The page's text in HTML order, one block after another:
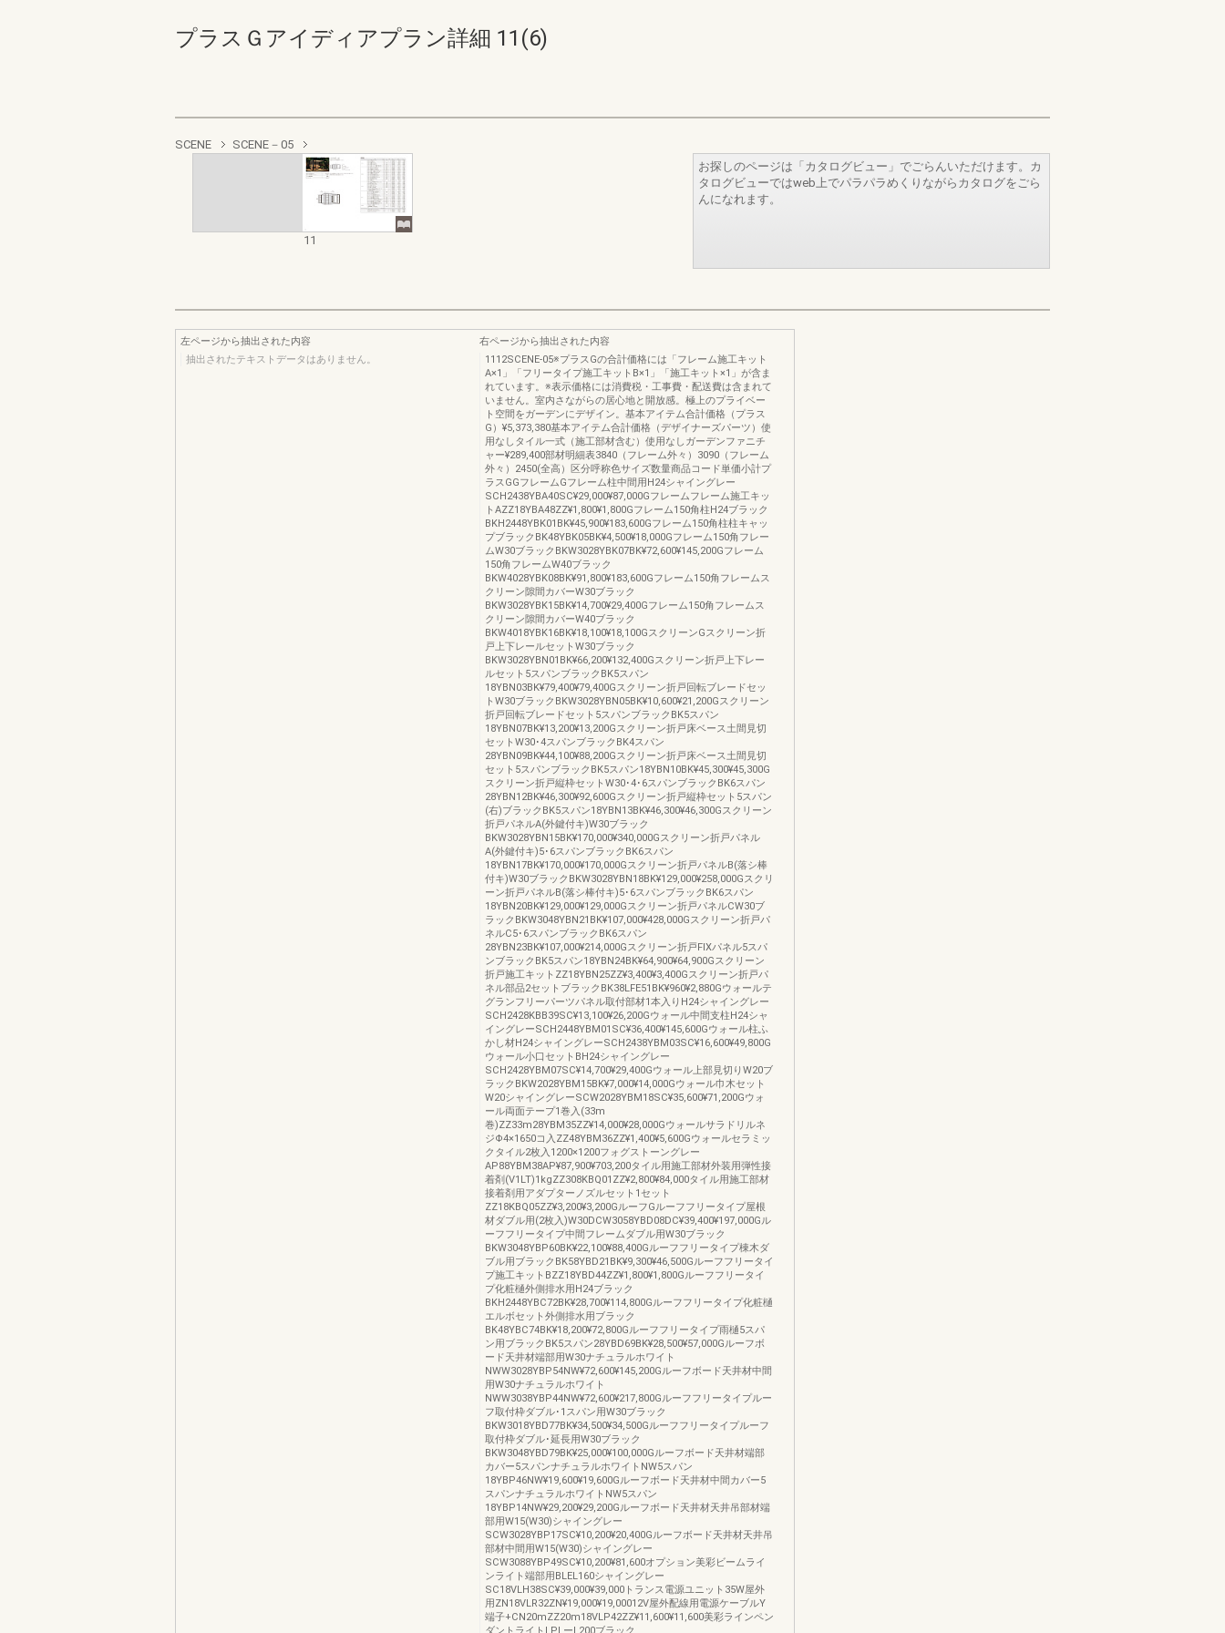
プラスＧアイディアプラン詳細 11(6)
SCENE SCENE－05
11
お探しのページは「カタログビュー」でごらんいただけます。カ
タログビューではweb上でパラパラめくりながらカタログをごら
んになれます。
左ページから抽出された内容
抽出されたテキストデータはありません。
右ページから抽出された内容
1112SCENE-05※プラスGの合計価格には「フレーム施工キット
A×1」「フリータイプ施工キットB×1」「施工キット×1」が含ま
れています。※表示価格には消費税・工事費・配送費は含まれて
いません。室内さながらの居心地と開放感。極上のプライベー
ト空間をガーデンにデザイン。基本アイテム合計価格（プラス
G）¥5,373,380基本アイテム合計価格（デザイナーズパーツ）使
用なしタイル一式（施工部材含む）使用なしガーデンファニチ
ャー¥289,400部材明細表3840（フレーム外々）3090（フレーム
外々）2450(全高）区分呼称色サイズ数量商品コード単価小計プ
ラスGGフレームGフレーム柱中間用H24シャイングレー
SCH2438YBA40SC¥29,000¥87,000Gフレームフレーム施工キッ
トAZZ18YBA48ZZ¥1,800¥1,800Gフレーム150角柱H24ブラック
BKH2448YBK01BK¥45,900¥183,600Gフレーム150角柱柱キャッ
プブラックBK48YBK05BK¥4,500¥18,000Gフレーム150角フレー
ムW30ブラックBKW3028YBK07BK¥72,600¥145,200Gフレーム
150角フレームW40ブラック
BKW4028YBK08BK¥91,800¥183,600Gフレーム150角フレームス
クリーン隙間カバーW30ブラック
BKW3028YBK15BK¥14,700¥29,400Gフレーム150角フレームス
クリーン隙間カバーW40ブラック
BKW4018YBK16BK¥18,100¥18,100GスクリーンGスクリーン折
戸上下レールセットW30ブラック
BKW3028YBN01BK¥66,200¥132,400Gスクリーン折戸上下レー
ルセット5スパンブラックBK5スパン
18YBN03BK¥79,400¥79,400Gスクリーン折戸回転ブレードセッ
トW30ブラックBKW3028YBN05BK¥10,600¥21,200Gスクリーン
折戸回転ブレードセット5スパンブラックBK5スパン
18YBN07BK¥13,200¥13,200Gスクリーン折戸床ベース土間見切
セットW30･4スパンブラックBK4スパン
28YBN09BK¥44,100¥88,200Gスクリーン折戸床ベース土間見切
セット5スパンブラックBK5スパン18YBN10BK¥45,300¥45,300G
スクリーン折戸縦枠セットW30･4･6スパンブラックBK6スパン
28YBN12BK¥46,300¥92,600Gスクリーン折戸縦枠セット5スパン
(右)ブラックBK5スパン18YBN13BK¥46,300¥46,300Gスクリーン
折戸パネルA(外鍵付キ)W30ブラック
BKW3028YBN15BK¥170,000¥340,000Gスクリーン折戸パネル
A(外鍵付キ)5･6スパンブラックBK6スパン
18YBN17BK¥170,000¥170,000Gスクリーン折戸パネルB(落シ棒
付キ)W30ブラックBKW3028YBN18BK¥129,000¥258,000Gスクリ
ーン折戸パネルB(落シ棒付キ)5･6スパンブラックBK6スパン
18YBN20BK¥129,000¥129,000Gスクリーン折戸パネルCW30ブ
ラックBKW3048YBN21BK¥107,000¥428,000Gスクリーン折戸パ
ネルC5･6スパンブラックBK6スパン
28YBN23BK¥107,000¥214,000Gスクリーン折戸FIXパネル5スパ
ンブラックBK5スパン18YBN24BK¥64,900¥64,900Gスクリーン
折戸施工キットZZ18YBN25ZZ¥3,400¥3,400Gスクリーン折戸パ
ネル部品2セットブラックBK38LFE51BK¥960¥2,880Gウォールテ
グランフリーパーツパネル取付部材1本入りH24シャイングレー
SCH2428KBB39SC¥13,100¥26,200Gウォール中間支柱H24シャ
イングレーSCH2448YBM01SC¥36,400¥145,600Gウォール柱ふ
かし材H24シャイングレーSCH2438YBM03SC¥16,600¥49,800G
ウォール小口セットBH24シャイングレー
SCH2428YBM07SC¥14,700¥29,400Gウォール上部見切りW20ブ
ラックBKW2028YBM15BK¥7,000¥14,000Gウォール巾木セット
W20シャイングレーSCW2028YBM18SC¥35,600¥71,200Gウォ
ール両面テープ1巻入(33m
巻)ZZ33m28YBM35ZZ¥14,000¥28,000Gウォールサラドリルネ
ジΦ4×1650コ入ZZ48YBM36ZZ¥1,400¥5,600Gウォールセラミッ
クタイル2枚入1200×1200フォグストーングレー
AP88YBM38AP¥87,900¥703,200タイル用施工部材外装用弾性接
着剤(V1LT)1kgZZ308KBQ01ZZ¥2,800¥84,000タイル用施工部材
接着剤用アダプターノズルセット1セット
ZZ18KBQ05ZZ¥3,200¥3,200GルーフGルーフフリータイプ屋根
材ダブル用(2枚入)W30DCW3058YBD08DC¥39,400¥197,000Gル
ーフフリータイプ中間フレームダブル用W30ブラック
BKW3048YBP60BK¥22,100¥88,400Gルーフフリータイプ棟木ダ
ブル用ブラックBK58YBD21BK¥9,300¥46,500Gルーフフリータイ
プ施工キットBZZ18YBD44ZZ¥1,800¥1,800Gルーフフリータイ
プ化粧樋外側排水用H24ブラック
BKH2448YBC72BK¥28,700¥114,800Gルーフフリータイプ化粧樋
エルボセット外側排水用ブラック
BK48YBC74BK¥18,200¥72,800Gルーフフリータイプ雨樋5スパ
ン用ブラックBK5スパン28YBD69BK¥28,500¥57,000Gルーフボ
ード天井材端部用W30ナチュラルホワイト
NWW3028YBP54NW¥72,600¥145,200Gルーフボード天井材中間
用W30ナチュラルホワイト
NWW3038YBP44NW¥72,600¥217,800Gルーフフリータイプルー
フ取付枠ダブル･1スパン用W30ブラック
BKW3018YBD77BK¥34,500¥34,500Gルーフフリータイプルーフ
取付枠ダブル･延長用W30ブラック
BKW3048YBD79BK¥25,000¥100,000Gルーフボード天井材端部
カバー5スパンナチュラルホワイトNW5スパン
18YBP46NW¥19,600¥19,600Gルーフボード天井材中間カバー5
スパンナチュラルホワイトNW5スパン
18YBP14NW¥29,200¥29,200Gルーフボード天井材天井吊部材端
部用W15(W30)シャイングレー
SCW3028YBP17SC¥10,200¥20,400Gルーフボード天井材天井吊
部材中間用W15(W30)シャイングレー
SCW3088YBP49SC¥10,200¥81,600オプション美彩ビームライ
ンライト端部用BLEL160シャイングレー
SC18VLH38SC¥39,000¥39,000トランス電源ユニット35W屋外
用ZN18VLR32ZN¥19,000¥19,00012V屋外配線用電源ケーブルY
端子+CN20mZZ20m18VLP42ZZ¥11,600¥11,600美彩ラインペン